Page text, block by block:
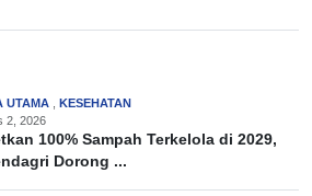
UTAMA
KESEHATAN
2, 2026
100% Sampah Terkelola di 2029,
Dorong ...